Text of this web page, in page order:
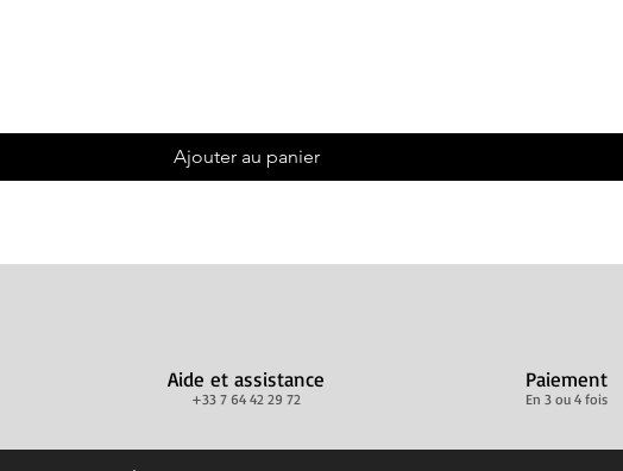
Ajouter au panier
Aide et assistance
+33 7 64 42 29 72
Paiement
En 3 ou 4 fois